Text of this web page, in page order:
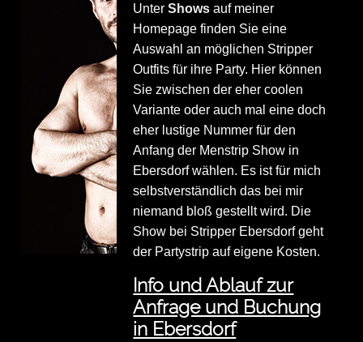
UnterShows auf meiner
Homepage finden Sie eine
Auswahl an möglichen Stripper
Outfits für ihre Party. Hier können
Sie zwischen der eher coolen
Variante oder auch mal eine doch
eher lustige Nummer für den
Anfang der Menstrip Show in
Ebersdorf wählen. Es ist für mich
selbstverständlich das bei mir
niemand bloß gestellt wird. Die
Show bei Stripper Ebersdorf geht
der Partystrip auf eigene Kosten.
Info und Ablauf zur
Anfrage und Buchung
in Ebersdorf